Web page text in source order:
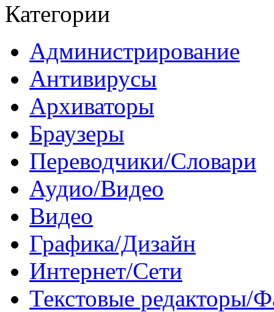
Категории
Администрирование
Антивирусы
Архиваторы
Браузеры
Переводчики/Словари
Аудио/Видео
Видео
Графика/Дизайн
Интернет/Сети
Текстовые редакторы/